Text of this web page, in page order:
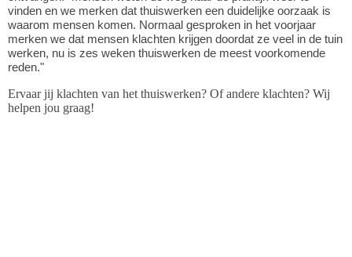
vinden en we merken dat thuiswerken een duidelijke oorzaak is
waarom mensen komen. Normaal gesproken in het voorjaar
merken we dat mensen klachten krijgen doordat ze veel in de tuin
werken, nu is zes weken thuiswerken de meest voorkomende
reden."
Ervaar jij klachten van het thuiswerken? Of andere klachten? Wij
helpen jou graag!